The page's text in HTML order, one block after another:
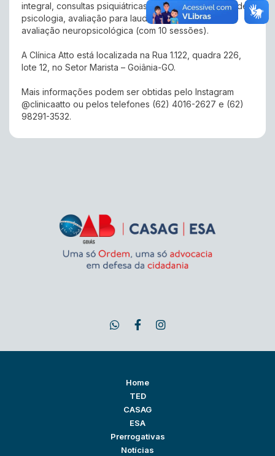
integral, consultas psiquiátricas, consultas e sessões de
psicologia, avaliação para laudo técnico/pericial e
avaliação neuropsicológica (com 10 sessões).
A Clínica Atto está localizada na Rua 1.122, quadra 226,
lote 12, no Setor Marista – Goiânia-GO.
Mais informações podem ser obtidas pelo Instagram
@clinicaatto ou pelos telefones (62) 4016-2627 e (62)
98291-3532.
Home
TED
CASAG
ESA
Prerrogativas
Notícias